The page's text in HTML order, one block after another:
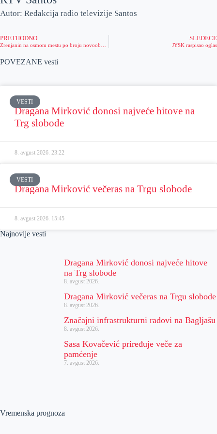
p
l
Autor: Redakcija radio televizije Santos
PRETHODNO SLEDEĆE
JYSK raspisao oglas
POVEZANE vesti
VESTI
Dragana Mirković donosi najveće hitove na
Trg slobode
8. avgust 2026. 23:22
VESTI
Dragana Mirković večeras na Trgu slobode
8. avgust 2026. 15:45
Najnovije vesti
Dragana Mirković donosi najveće hitove
na Trg slobode
8. avgust 2026.
Dragana Mirković večeras na Trgu slobode
8. avgust 2026.
Značajni infrastrukturni radovi na Bagljašu
8. avgust 2026.
Sasa Kovačević priređuje veče za
pamćenje
7. avgust 2026.
Vremenska prognoza